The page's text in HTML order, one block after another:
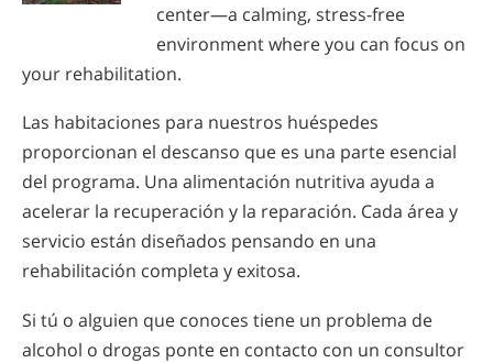
center—a calming, stress-free
environment where you can focus on
your rehabilitation.
Las habitaciones para nuestros huéspedes
proporcionan el descanso que es una parte esencial
del programa. Una alimentación nutritiva ayuda a
acelerar la recuperación y la reparación. Cada área y
servicio están diseñados pensando en una
rehabilitación completa y exitosa.
Si tú o alguien que conoces tiene un problema de
alcohol o drogas ponte en contacto con un consultor